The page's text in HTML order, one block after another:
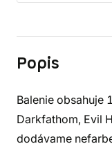
Popis
Balenie obsahuje
Darkfathom, Evil
dodávame